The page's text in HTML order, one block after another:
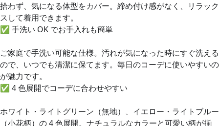
拾わず、気になる体型をカバー。締め付け感がなく、リラック
スして着用できます。
✅ 手洗い OK でお手入れも簡単
ご家庭で手洗い可能な仕様。汚れが気になった時にすぐ洗える
ので、いつでも清潔に保てます。毎日のコーデに使いやすいの
が魅力です。
✅ 4 色展開でコーデに合わせやすい
ホワイト・ライトグリーン（無地）、イエロー・ライトブルー
（小花柄）の 4 色展開。ナチュラルなカラーと可愛い柄が揃